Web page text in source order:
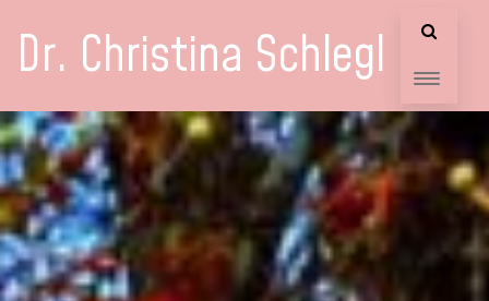
Dr. Christina Schlegl